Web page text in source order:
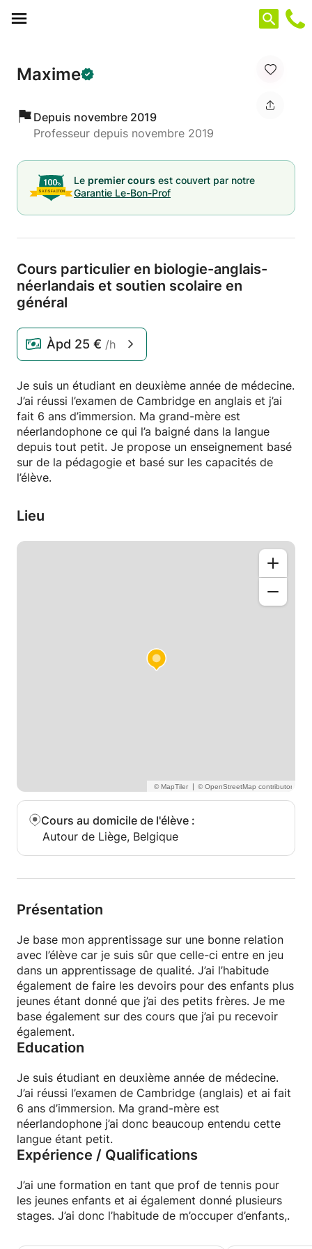
Maxime
Depuis novembre 2019
Professeur depuis novembre 2019
Le premier cours est couvert par notre
Garantie Le-Bon-Prof
Cours particulier en biologie-anglais-
néerlandais et soutien scolaire en
général
Àpd 25 € /h
Je suis un étudiant en deuxième année de médecine.
J’ai réussi l’examen de Cambridge en anglais et j’ai
fait 6 ans d’immersion. Ma grand-mère est
néerlandophone ce qui l’a baigné dans la langue
depuis tout petit. Je propose un enseignement basé
sur de la pédagogie et basé sur les capacités de
l’élève.
Lieu
|
Cours au domicile de l'élève :
Autour de Liège, Belgique
Présentation
Je base mon apprentissage sur une bonne relation
avec l’élève car je suis sûr que celle-ci entre en jeu
dans un apprentissage de qualité. J’ai l’habitude
également de faire les devoirs pour des enfants plus
jeunes étant donné que j’ai des petits frères. Je me
base également sur des cours que j’ai pu recevoir
également.
Education
Je suis étudiant en deuxième année de médecine.
J’ai réussi l’examen de Cambridge (anglais) et ai fait
6 ans d’immersion. Ma grand-mère est
néerlandophone j’ai donc beaucoup entendu cette
langue étant petit.
Expérience / Qualifications
J’ai une formation en tant que prof de tennis pour
les jeunes enfants et ai également donné plusieurs
stages. J’ai donc l’habitude de m’occuper d’enfants,.